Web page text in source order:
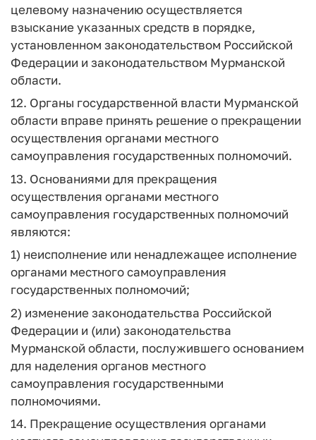
целевому назначению осуществляется
взыскание указанных средств в порядке,
установленном законодательством Российской
Федерации и законодательством Мурманской
области.
12. Органы государственной власти Мурманской
области вправе принять решение о прекращении
осуществления органами местного
самоуправления государственных полномочий.
13. Основаниями для прекращения
осуществления органами местного
самоуправления государственных полномочий
являются:
1) неисполнение или ненадлежащее исполнение
органами местного самоуправления
государственных полномочий;
2) изменение законодательства Российской
Федерации и (или) законодательства
Мурманской области, послужившего основанием
для наделения органов местного
самоуправления государственными
полномочиями.
14. Прекращение осуществления органами